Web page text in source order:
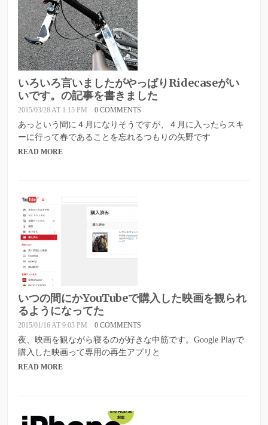
いろいろ言いましたがやっぱりRidecaseがい
いです。の記事を書きました
2015/03/28 AT 1:15 PM 0 COMMENTS
あっという間に４月になりそうですが、４月に入ったらスキ
ーに行って春であることを忘れるつもりの矢野です
READ MORE
いつの間にかYouTubeで購入した映画を観られ
るようになってた
2015/01/16 AT 9:03 PM 0 COMMENTS
夜、映画を観ながら寝るのが好きな中筋です。Google Playで
購入した映画って専用の再生アプリと
READ MORE